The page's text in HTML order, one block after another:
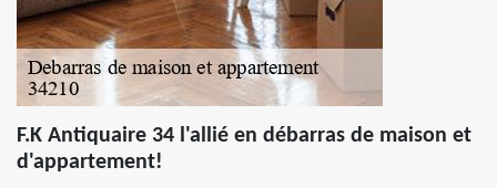
F.K Antiquaire 34 l'allié en débarras de maison et
d'appartement!